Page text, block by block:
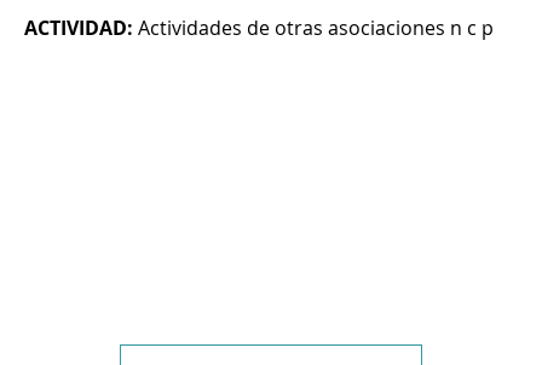
ACTIVIDAD: Actividades de otras asociaciones n c p